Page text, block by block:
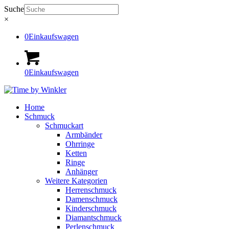
Suche
×
0Einkaufswagen
0Einkaufswagen
Home
Schmuck
Schmuckart
Armbänder
Ohrringe
Ketten
Ringe
Anhänger
Weitere Kategorien
Herrenschmuck
Damenschmuck
Kinderschmuck
Diamantschmuck
Perlenschmuck